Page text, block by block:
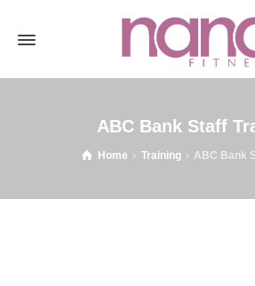
ABC Bank Staff
Home Training ABC Bank